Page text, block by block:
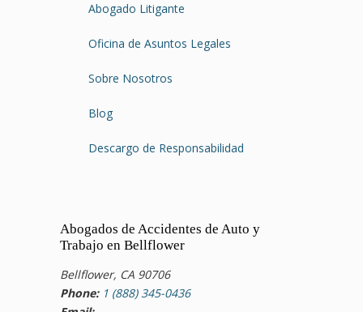
Abogado Litigante
Oficina de Asuntos Legales
Sobre Nosotros
Blog
Descargo de Responsabilidad
Abogados de Accidentes de Auto y
Trabajo en Bellflower
Bellflower, CA 90706
Phone: 1 (888) 345-0436